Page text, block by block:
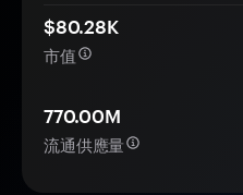
$80.28K
市值
770.00M
流通供應量